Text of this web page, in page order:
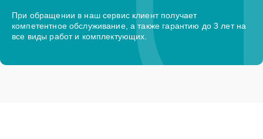
При обращении в наш сервис клиент получает
компетентное обслуживание, а также гарантию до 3 лет на
все виды работ и комплектующих.